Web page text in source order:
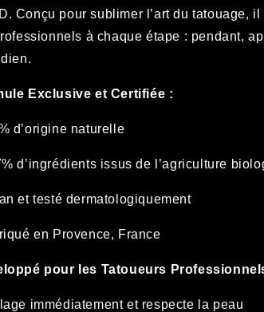
Conçu pour sublimer l’art du tatouage,
à chaque étape : pendant,
Exclusive et Certifiée :
d’origine naturelle
d’ingrédients issus de l’agriculture
et testé dermatologiquement
en Provence, France
pour les Tatoueurs
immédiatement et respecte la peau